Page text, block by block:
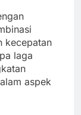
kecepatan
laga
aspek